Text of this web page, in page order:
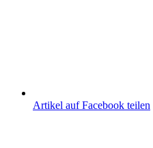
Artikel auf Facebook teilen